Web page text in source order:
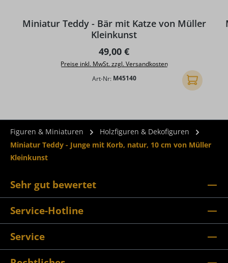
Miniatur Teddy - Bär mit Katze von Müller
Kleinkunst
Regulärer Preis:
49,00 €
Preise inkl. MwSt. zzgl. Versandkosten
Art-Nr: M45140 In den
Figuren & Miniaturen
Holzfiguren & Dekofiguren
Miniatur Teddy - Junge mit Korb, natur, 10 cm von Müller
Kleinkunst
Sehr gut bewertet
Service-Hotline
Service